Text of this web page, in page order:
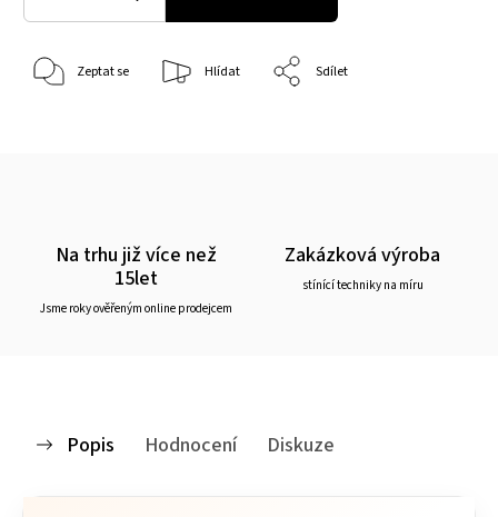
Zeptat se Hlídat Sdílet
Na trhu již více než
15let
Jsme roky ověřeným online prodejcem
Zakázková výroba
stínící techniky na míru
Popis Hodnocení Diskuze